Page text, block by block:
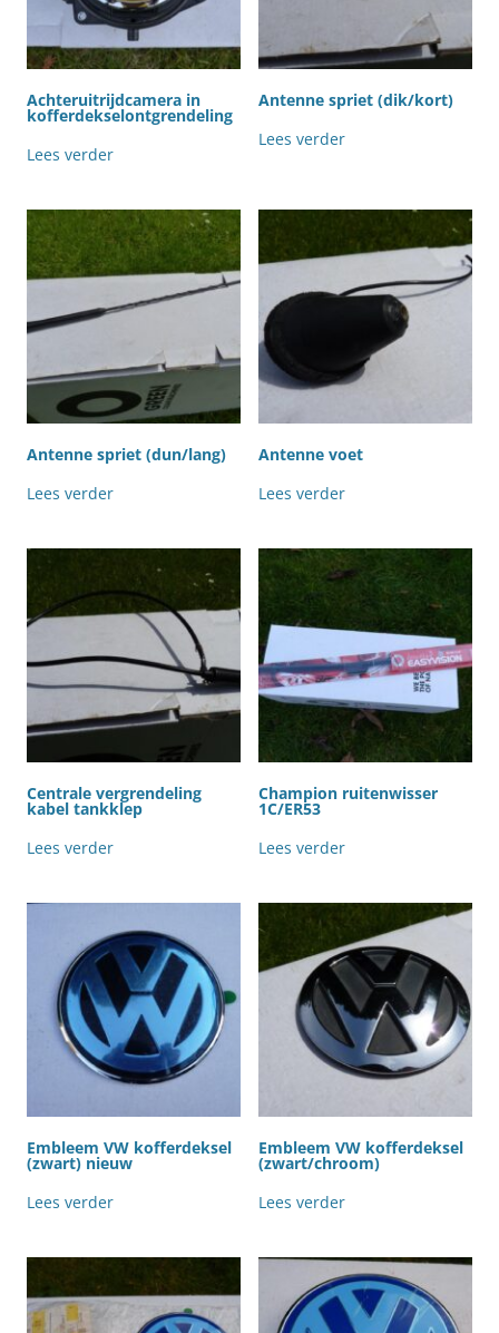
Achteruitrijdcamera in
kofferdekselontgrendeling
Lees verder
Antenne spriet (dik/kort)
Lees verder
Antenne spriet (dun/lang)
Lees verder
Antenne voet
Lees verder
Centrale vergrendeling
kabel tankklep
Lees verder
Champion ruitenwisser
1C/ER53
Lees verder
Embleem VW kofferdeksel
(zwart) nieuw
Lees verder
Embleem VW kofferdeksel
(zwart/chroom)
Lees verder